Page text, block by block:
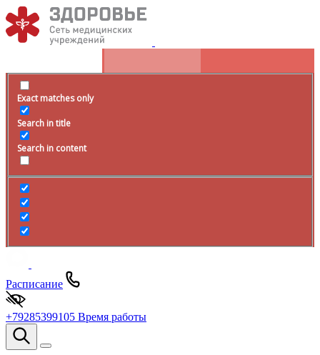
Exact matches only
Search in title
Search in content
Расписание
+79285399105 Время работы